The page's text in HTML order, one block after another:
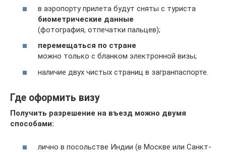
в аэропорту прилета будут сняты с туриста
биометрические данные
(фотография, отпечатки пальцев);
перемещаться по стране
можно только с бланком электронной визы;
наличие двух чистых страниц в загранпаспорте.
Где оформить визу
Получить разрешение на въезд можно двумя
способами:
лично в посольстве Индии (в Москве или Санкт-